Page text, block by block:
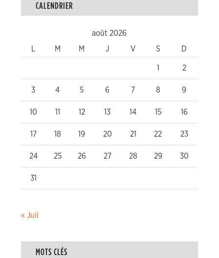
CALENDRIER
août 2026
M M J V S D
1 2
3 4 5 6 7 8 9
10 11 12 13 14 15 16
17 18 19 20 21 22 23
24 25 26 27 28 29 30
31
« Juil
MOTS CLÉS